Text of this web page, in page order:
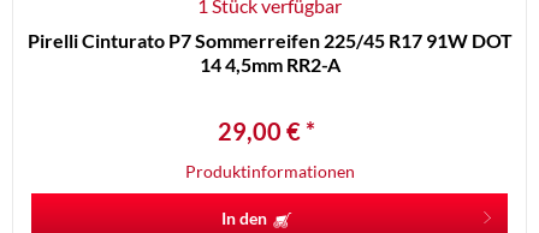
1 Stück verfügbar
Pirelli Cinturato P7 Sommerreifen 225/45 R17 91W DOT
14 4,5mm RR2-A
29,00 € *
Produktinformationen
In den